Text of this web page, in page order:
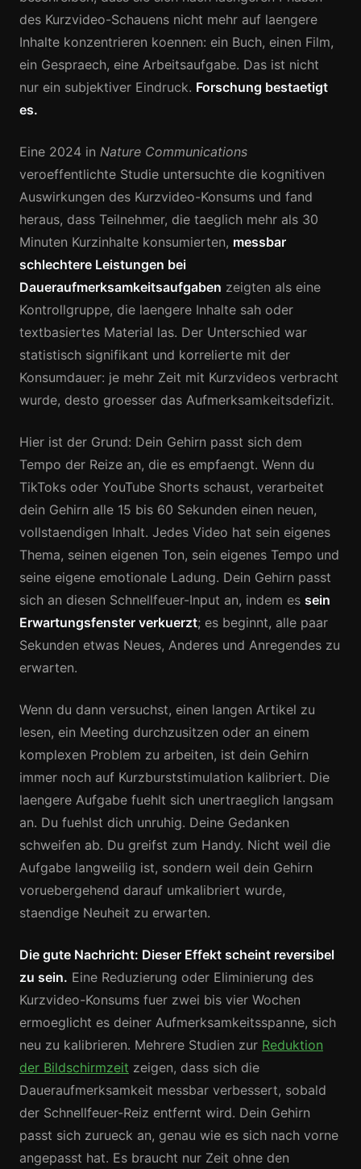
des Kurzvideo-Schauens nicht mehr auf laengere
Inhalte konzentrieren koennen: ein Buch, einen Film,
ein Gespraech, eine Arbeitsaufgabe. Das ist nicht
nur ein subjektiver Eindruck. Forschung bestaetigt
es.
Eine 2024 in Nature Communications
veroeffentlichte Studie untersuchte die kognitiven
Auswirkungen des Kurzvideo-Konsums und fand
heraus, dass Teilnehmer, die taeglich mehr als 30
Minuten Kurzinhalte konsumierten, messbar
schlechtere Leistungen bei
Daueraufmerksamkeitsaufgaben zeigten als eine
Kontrollgruppe, die laengere Inhalte sah oder
textbasiertes Material las. Der Unterschied war
statistisch signifikant und korrelierte mit der
Konsumdauer: je mehr Zeit mit Kurzvideos verbracht
wurde, desto groesser das Aufmerksamkeitsdefizit.
Hier ist der Grund: Dein Gehirn passt sich dem
Tempo der Reize an, die es empfaengt. Wenn du
TikToks oder YouTube Shorts schaust, verarbeitet
dein Gehirn alle 15 bis 60 Sekunden einen neuen,
vollstaendigen Inhalt. Jedes Video hat sein eigenes
Thema, seinen eigenen Ton, sein eigenes Tempo und
seine eigene emotionale Ladung. Dein Gehirn passt
sich an diesen Schnellfeuer-Input an, indem es sein
Erwartungsfenster verkuerzt; es beginnt, alle paar
Sekunden etwas Neues, Anderes und Anregendes zu
erwarten.
Wenn du dann versuchst, einen langen Artikel zu
lesen, ein Meeting durchzusitzen oder an einem
komplexen Problem zu arbeiten, ist dein Gehirn
immer noch auf Kurzburststimulation kalibriert. Die
laengere Aufgabe fuehlt sich unertraeglich langsam
an. Du fuehlst dich unruhig. Deine Gedanken
schweifen ab. Du greifst zum Handy. Nicht weil die
Aufgabe langweilig ist, sondern weil dein Gehirn
voruebergehend darauf umkalibriert wurde,
staendige Neuheit zu erwarten.
Die gute Nachricht: Dieser Effekt scheint reversibel
zu sein. Eine Reduzierung oder Eliminierung des
Kurzvideo-Konsums fuer zwei bis vier Wochen
ermoeglicht es deiner Aufmerksamkeitsspanne, sich
neu zu kalibrieren. Mehrere Studien zur Reduktion
der Bildschirmzeit zeigen, dass sich die
Daueraufmerksamkeit messbar verbessert, sobald
der Schnellfeuer-Reiz entfernt wird. Dein Gehirn
passt sich zurueck an, genau wie es sich nach vorne
angepasst hat. Es braucht nur Zeit ohne den